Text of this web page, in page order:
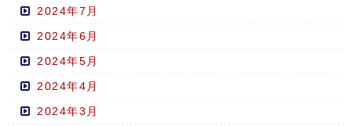
2024年7月
2024年6月
2024年5月
2024年4月
2024年3月